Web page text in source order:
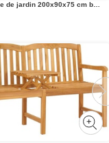
vidaXL Table de jardin 200x90x75 cm bois massif acacia